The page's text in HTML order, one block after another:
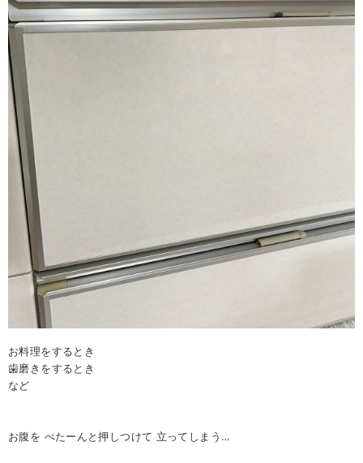
お料理をするとき
歯磨きをするとき
など
お腹を ぺたーんと押しつけて 立ってしまう…